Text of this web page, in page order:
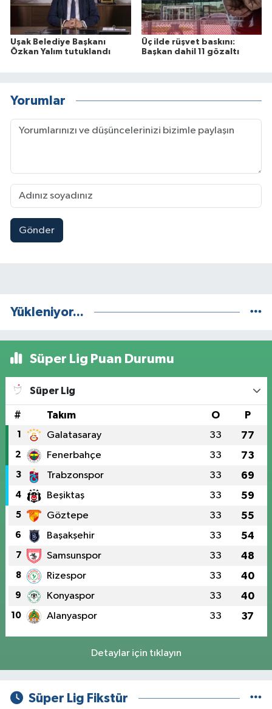
Uşak Belediye Başkanı
Özkan Yalım tutuklandı
Üç ilde rüşvet baskını:
Başkan dahil 11 gözaltı
Yorumlar
Gönder
Yükleniyor...
Süper Lig Puan Durumu
Süper Lig
# Takım O P
1 Galatasaray 33 77
2 Fenerbahçe 33 73
3 Trabzonspor 33 69
4 Beşiktaş 33 59
5 Göztepe 33 55
6 Başakşehir 33 54
7 Samsunspor 33 48
8 Rizespor 33 40
9 Konyaspor 33 40
10 Alanyaspor 33 37
Detaylar için tıklayın
Süper Lig Fikstür